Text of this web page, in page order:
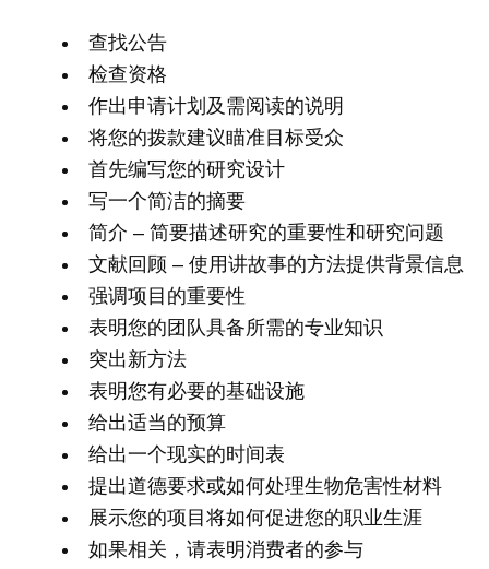
查找公告
检查资格
作出申请计划及需阅读的说明
将您的拨款建议瞄准目标受众
首先编写您的研究设计
写一个简洁的摘要
简介 – 简要描述研究的重要性和研究问题
文献回顾 – 使用讲故事的方法提供背景信息
强调项目的重要性
表明您的团队具备所需的专业知识
突出新方法
表明您有必要的基础设施
给出适当的预算
给出一个现实的时间表
提出道德要求或如何处理生物危害性材料
展示您的项目将如何促进您的职业生涯
如果相关，请表明消费者的参与